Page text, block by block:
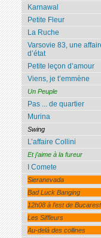
Karnawal
Petite Fleur
La Ruche
Varsovie 83, une
d’état
Petite leçon d’amour
Viens, je t’emmène
Un Peuple
Pas ... de quartier
Murina
Swing
L’affaire Collini
Et j’aime à la fureur
I Comete
Sieranevada
Bad Luck Banging
12h08 à l’est de Bucarest
Les Siffleurs
Au-delà des collines